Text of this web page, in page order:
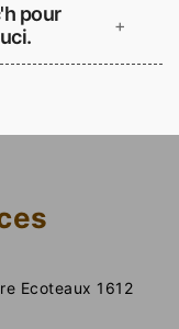
pour
+
Ecoteaux 1612